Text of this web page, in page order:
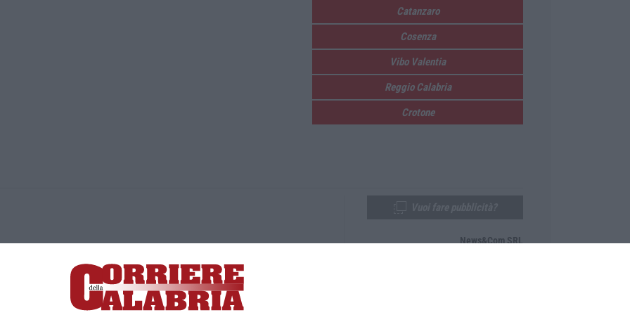
Catanzaro
Cosenza
Vibo Valentia
Reggio Calabria
Crotone
Lamezia Terme (CZ)
responsabile Paola Militano |Privacy
News&Com SRL